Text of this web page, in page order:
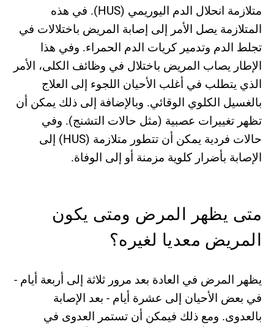
متلازمة انحلال الدم الیوریمي (HUS). في ھذه
المتلازمة یصل الأمر إلى إصابة المریض باختلالات في
تجلط الدم وتدمیر كریات الدم الحمراء. وفي ھذا
الإطار یصاب المریض باختلال في وظائف الكلى، الأمر
الذي یتطلب في أغلب الأحیان اللجوء إلى العلاج
بالغسیل الكلوي الوقائي. وبالإضافة إلى ذلك یمكن أن
تظھر تغییرات عصبیة (مثل حالات التشنج). وفي
حالات فردیة یمكن أن تتطور متلازمة (HUS) إلى
الإصابة بأضرار كلویة مزمنة أو إلى الوفاة.
متى یظھر المرض ومتى یكون
المریض معدیا لغیره؟
یظھر المرض في العادة بعد مرور ثلاثة إلى أربعة أیام -
في بعض الأحیان إلى عشرة أیام - بعد الإصابة
بالعدوى. ومع ذلك فیمكن أن تستمر العدوى في